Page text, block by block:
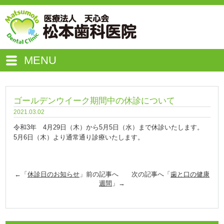
MENU
ゴールデンウイーク期間中の休診について
2021.03.02
令和3年 4月29日（木）から5月5日（水）まで休診いたします。
5月6日（木）より通常通り診療いたします。
←「 休診日のお知らせ 」前の記事へ 次の記事へ「 歯と口の健康
週間 」→